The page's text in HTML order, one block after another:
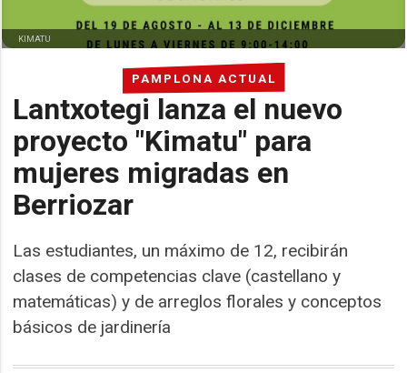
PAMPLONA ACTUAL
Lantxotegi lanza el nuevo
proyecto "Kimatu" para
mujeres migradas en
Berriozar
Las estudiantes, un máximo de 12, recibirán
clases de competencias clave (castellano y
matemáticas) y de arreglos florales y conceptos
básicos de jardinería
KIMATU